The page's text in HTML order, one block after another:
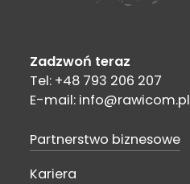
Zadzwoń teraz
Tel: +48 793 206 207
E-mail: info@rawicom.pl
Partnerstwo biznesowe
Kariera